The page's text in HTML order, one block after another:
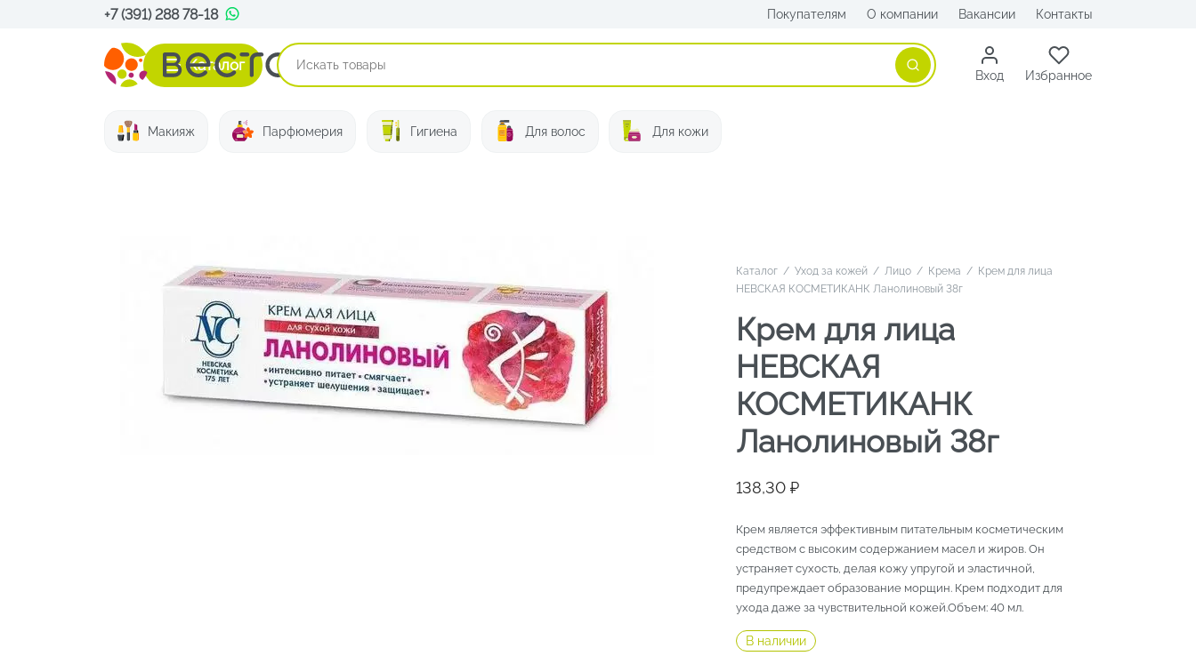
+7 (391) 288 78-18 Покупателям О компании Вакансии Контакты
Каталог
Поиск
Вход Избранное
Макияж Парфюмерия Гигиена Для волос Для кожи
Каталог / Уход за кожей / Лицо / Крема / Крем для лица
НЕВСКАЯ КОСМЕТИКАНК Ланолиновый 38г
Крем для лица
НЕВСКАЯ
КОСМЕТИКАНК
Ланолиновый 38г
138,30 ₽
Крем является эффективным питательным косметическим
средством с высоким содержанием масел и жиров. Он
устраняет сухость, делая кожу упругой и эластичной,
предупреждает образование морщин. Крем подходит для
ухода даже за чувствительной кожей.Объем: 40 мл.
В наличии